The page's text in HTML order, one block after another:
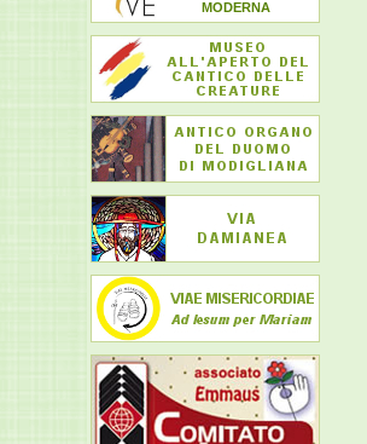
MODERNA